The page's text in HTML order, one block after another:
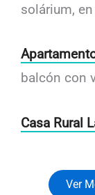
solárium,
balcón con
Casa Rural
Ver